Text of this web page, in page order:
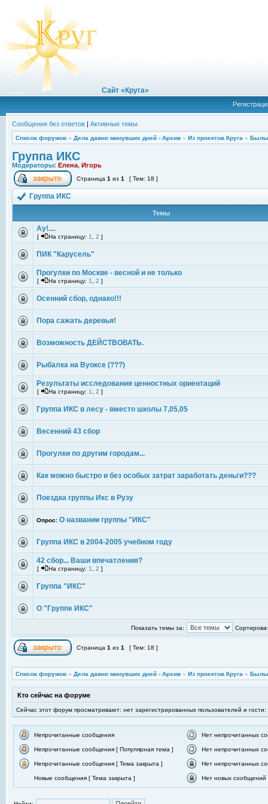
Сайт «Круга»
Сообщения без ответов | Активные темы
Список форумов » Дела давно минувших дней - Архив » Из проектов Круга »
Группа ИКС
Модераторы: Елена, Игорь
Страница 1 из 1 [ Тем: 18 ]
Группа ИКС
Темы
Ау!....
[ На страницу: 1 2 ]
ПИК "Карусель"
Прогулки по Москве - весной и не только
[ На страницу: 1 2 ]
Осенний сбор, однако!!!
Пора сажать деревья!
Возможность ДЕЙСТВОВАТЬ.
Рыбалка на Вуоксе (???)
Результаты исследования ценностных ориентаций
[ На страницу: 1 2 ]
Группа ИКС в лесу - вместо школы 7,05,05
Весенний 43 сбор
Прогулки по другим городам...
Как можно быстро и без особых затрат заработать деньги???
Поездка группы Икс в Рузу
Опрос: О названии группы "ИКС"
Группа ИКС в 2004-2005 учебном году
42 сбор... Ваши впечатления?
[ На страницу: 1 2 ]
Группа "ИКС"
О "Группе ИКС"
Показать темы за:
Страница 1 из 1 [ Тем: 18 ]
Список форумов » Дела давно минувших дней - Архив » Из проектов Круга »
Кто сейчас на форуме
Сейчас этот форум просматривают: нет зарегистрированных пользователей и гости:
Непрочитанные сообщения Нет непрочитанных
Непрочитанные сообщения [ Популярная тема ] Нет непрочитанных
Непрочитанные сообщения [ Тема закрыта ] Нет непрочитанных
Новые сообщения [ Тема закрыта ] Нет новых сообщений